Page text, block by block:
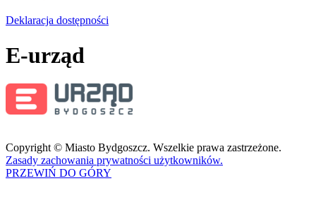
Deklaracja dostępności
E-urząd
Copyright © Miasto Bydgoszcz. Wszelkie prawa zastrzeżone.
Zasady zachowania prywatności użytkowników.
PRZEWIŃ DO GÓRY